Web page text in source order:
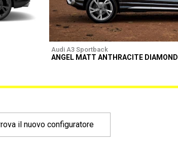
Audi A3 Sportback
ANGEL MATT ANTHRACITE DIAMOND
il nuovo configuratore